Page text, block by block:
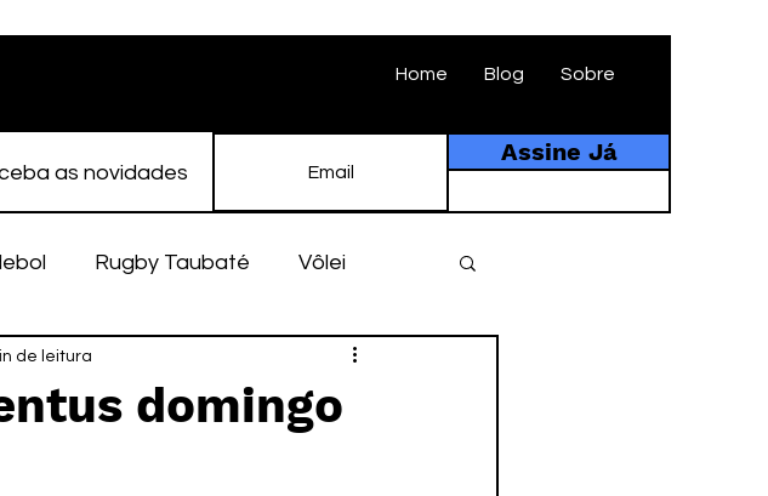
Home Blog Sobre
as novidades
Assine Já
Rugby Taubaté Vôlei
EC Taubaté História
domingo
de leitura